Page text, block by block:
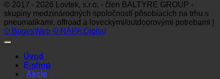
© 2017 - 2026 Lovtek, s.r.o. - člen BALTYRE GROUP -
skupiny medzinárodných spoločností pôsobiacich na trhu s
pneumatikami, offroad a loveckými/outdoorovými potrebami |
© BugesWeb © RAPA Digital
Úvod
E-shop
Akcie